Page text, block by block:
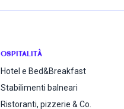
OSPITALITÀ
Hotel e Bed&Breakfast
Stabilimenti balneari
Ristoranti, pizzerie & Co.